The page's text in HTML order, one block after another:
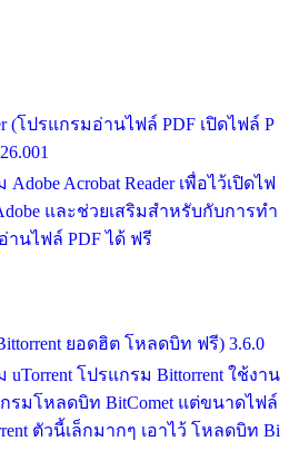
(โปรแกรมอ่านไฟล์ PDF เปิดไฟล์ P
Acrobat Reader เพื่อไว้เปิดไฟ
และช่วยเสริมสำหรับกับการทำ
านไฟล์ PDF ได้ ฟรี
ยอดฮิต โหลดบิท ฟรี) 3.6.0
โปรแกรม Bittorrent ใช้งาน
รมโหลดบิท BitComet แต่ขนาดไฟล์
ตัวนี้เล็กมากๆ เอาไว้ โหลดบิท Bi